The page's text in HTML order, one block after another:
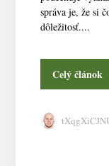
správa je, že si
dôležitosť....
Celý článok